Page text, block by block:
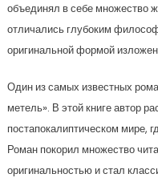
объединял в себе множество
отличались глубоким
оригинальной формой
Один из самых известных
метель». В этой книге автор
постапокалиптическом мире,
Роман покорил множество
оригинальностью и стал